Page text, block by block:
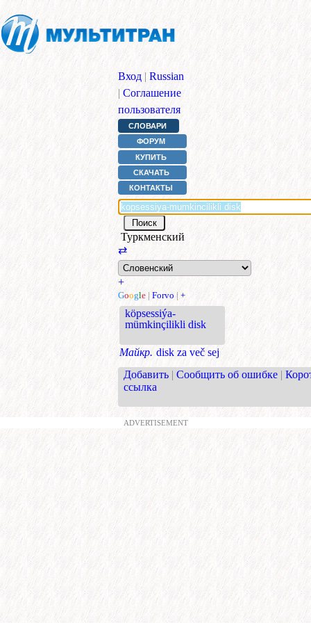
Вход | Russian
| Соглашение
пользователя
СЛОВАРИ
ФОРУМ
КУПИТЬ
СКАЧАТЬ
КОНТАКТЫ
Туркменский
⇄
+
Google | Forvo | +
köpsessiýa-
mümkinçilikli disk
Майкр. disk za več sej
Добавить | Сообщить об ошибке |
ссылка
ADVERTISEMENT